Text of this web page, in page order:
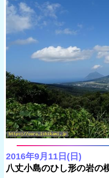
2016年9月11日(日)
八丈小島のひし形の岩の